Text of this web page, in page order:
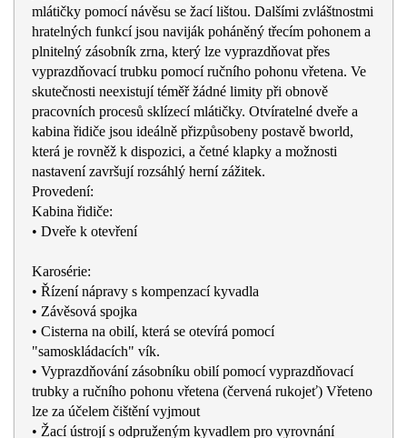
mlátičky pomocí návěsu se žací lištou. Dalšími zvláštnostmi
hratelných funkcí jsou naviják poháněný třecím pohonem a
plnitelný zásobník zrna, který lze vyprazdňovat přes
vyprazdňovací trubku pomocí ručního pohonu vřetena. Ve
skutečnosti neexistují téměř žádné limity při obnově
pracovních procesů sklízecí mlátičky. Otvíratelné dveře a
kabina řidiče jsou ideálně přizpůsobeny postavě bworld,
která je rovněž k dispozici, a četné klapky a možnosti
nastavení završují rozsáhlý herní zážitek.
Provedení:
Kabina řidiče:
• Dveře k otevření
Karosérie:
• Řízení nápravy s kompenzací kyvadla
• Závěsová spojka
• Cisterna na obilí, která se otevírá pomocí
"samoskládacích" vík.
• Vyprazdňování zásobníku obilí pomocí vyprazdňovací
trubky a ručního pohonu vřetena (červená rukojeť) Vřeteno
lze za účelem čištění vyjmout
• Žací ústrojí s odpruženým kyvadlem pro vyrovnání